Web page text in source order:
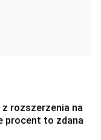
rozszerzenia na
procent to zdana